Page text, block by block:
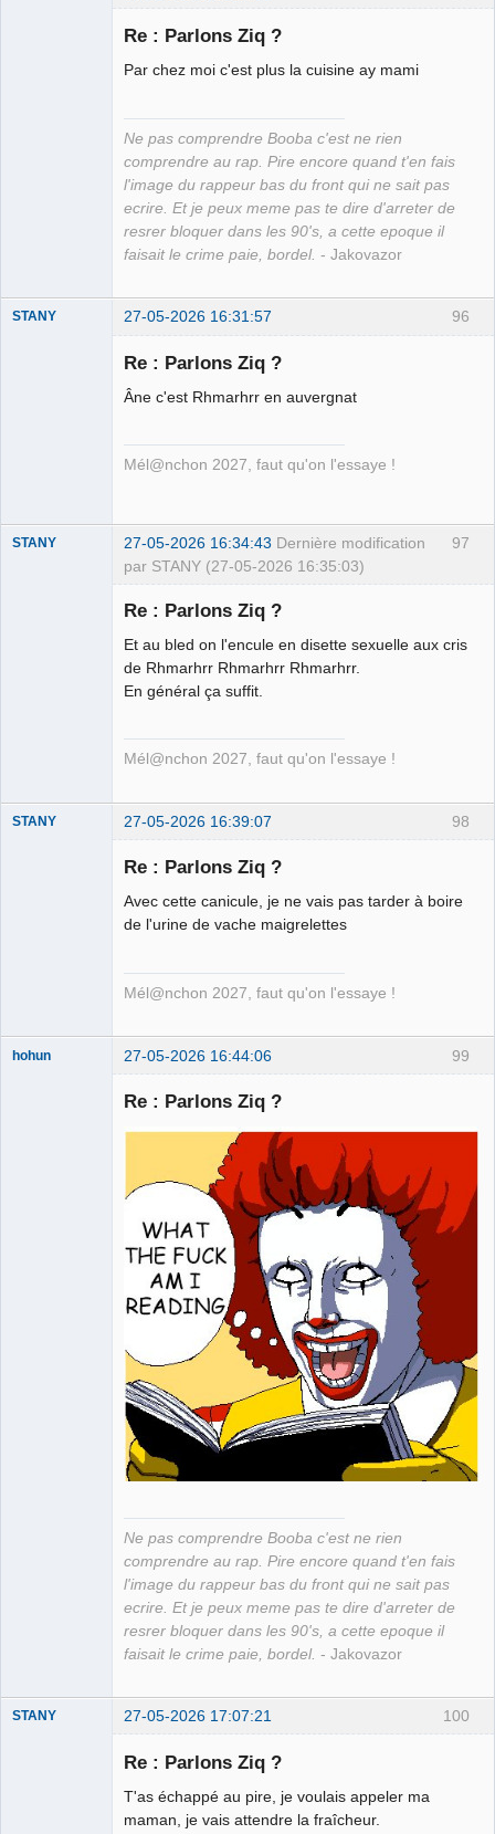
Re : Parlons Ziq ?
Par chez moi c'est plus la cuisine ay mami
Ne pas comprendre Booba c'est ne rien
comprendre au rap. Pire encore quand t'en fais
l'image du rappeur bas du front qui ne sait pas
ecrire. Et je peux meme pas te dire d'arreter de
resrer bloquer dans les 90's, a cette epoque il
faisait le crime paie, bordel. - Jakovazor
96
STANY 27-05-2026 16:31:57
Re : Parlons Ziq ?
Âne c'est Rhmarhrr en auvergnat
Mél@nchon 2027, faut qu'on l'essaye !
97
STANY 27-05-2026 16:34:43 Dernière modification
par STANY (27-05-2026 16:35:03)
Re : Parlons Ziq ?
Et au bled on l'encule en disette sexuelle aux cris
de Rhmarhrr Rhmarhrr Rhmarhrr.
En général ça suffit.
Mél@nchon 2027, faut qu'on l'essaye !
98
STANY 27-05-2026 16:39:07
Re : Parlons Ziq ?
Avec cette canicule, je ne vais pas tarder à boire
de l'urine de vache maigrelettes
Mél@nchon 2027, faut qu'on l'essaye !
99
hohun 27-05-2026 16:44:06
Re : Parlons Ziq ?
Ne pas comprendre Booba c'est ne rien
comprendre au rap. Pire encore quand t'en fais
l'image du rappeur bas du front qui ne sait pas
ecrire. Et je peux meme pas te dire d'arreter de
resrer bloquer dans les 90's, a cette epoque il
faisait le crime paie, bordel. - Jakovazor
100
STANY 27-05-2026 17:07:21
Re : Parlons Ziq ?
T'as échappé au pire, je voulais appeler ma
maman, je vais attendre la fraîcheur.